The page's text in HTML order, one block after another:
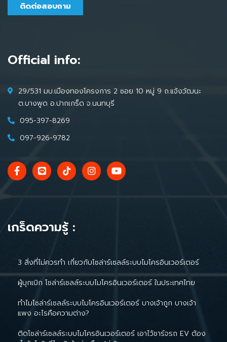
ติดต่อสอบถาม
Official info:
29/531 มบ.เมืองทองโครงการ 2 ซอย 10 หมู่ 9 ถ.แจ้งวัฒนะ
ต.บางพูด อ.ปากเกร็ด จ.นนทบุรี
095-397-8269
097-926-9782
เกร็ดความรู้ :
3 สิ่งที่ไม่ควรทำ เกี่ยวกับโซล่าร์เซลล์ระบบไมโครอินเวอร์เตอร์
ผู้บุกเบิก โซล่าร์เซลล์ระบบไมโครอินเวอร์เตอร์ ในประเทศไทย
ทำไมโซล่าร์เซลล์ระบบไมโครอินเวอร์เตอร์ บางเจ้าถูก บางเจ้า
แพง อะไรคือความต่าง?
ติดโซล่าร์เซลล์ระบบไมโครอินเวอร์เตอร์ เอาไว้ชาร์จรถ EV ต้อง